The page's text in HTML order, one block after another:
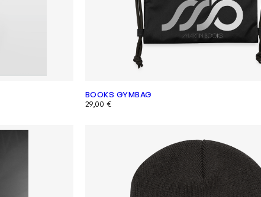
BOOKS GYMBAG
29,00 €